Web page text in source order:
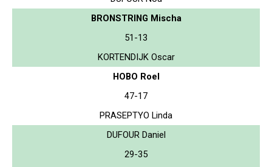
BRONSTRING Mischa
51-13
KORTENDIJK Oscar
HOBO Roel
47-17
PRASEPTYO Linda
DUFOUR Daniel
29-35